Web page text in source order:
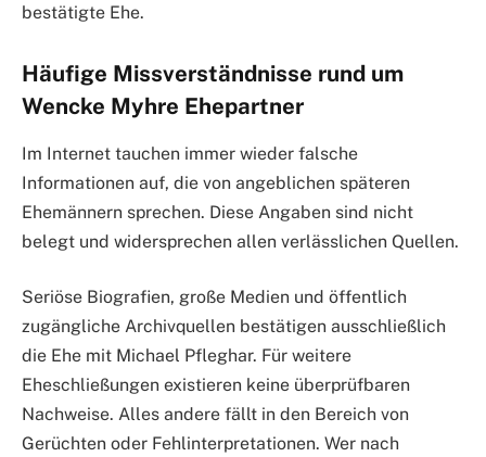
bestätigte Ehe.
Häufige Missverständnisse rund um
Wencke Myhre Ehepartner
Im Internet tauchen immer wieder falsche
Informationen auf, die von angeblichen späteren
Ehemännern sprechen. Diese Angaben sind nicht
belegt und widersprechen allen verlässlichen Quellen.
Seriöse Biografien, große Medien und öffentlich
zugängliche Archivquellen bestätigen ausschließlich
die Ehe mit Michael Pfleghar. Für weitere
Eheschließungen existieren keine überprüfbaren
Nachweise. Alles andere fällt in den Bereich von
Gerüchten oder Fehlinterpretationen. Wer nach